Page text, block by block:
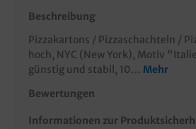
Beschreibung
Pizzakartons / Pizzaschachteln /
hoch, NYC (New York), Motiv
günstig und stabil, 10… Mehr
Bewertungen
Informationen zur